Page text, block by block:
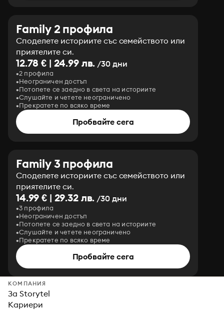
Family 2 профила
Споделете историите със семейството или
приятелите си.
12.78 € | 24.99 лв. /30 дни
2 профила
Неограничен достъп
Потопете се заедно в света на историите
Слушайте и четете неограничено
Прекратете по всяко време
Пробвайте сега
Family 3 профила
Споделете историите със семейството или
приятелите си.
14.99 € | 29.32 лв. /30 дни
3 профила
Неограничен достъп
Потопете се заедно в света на историите
Слушайте и четете неограничено
Прекратете по всяко време
Пробвайте сега
КОМПАНИЯ
За Storytel
Кариери